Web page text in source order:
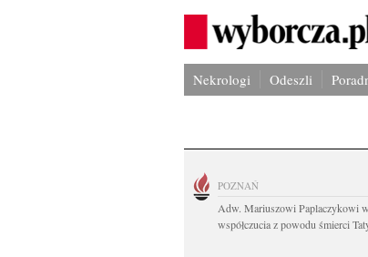
Nekrologi Odeszli
POZNAŃ
Adw. Mariuszowi Paplaczykowi
współczucia z powodu śmierci